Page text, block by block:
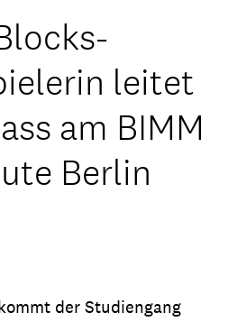
AKADEMISCHER KALENDER
leitet
am BIMM
Berlin
der Studiengang